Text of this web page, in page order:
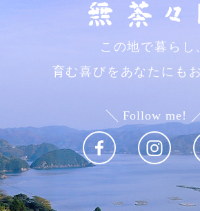
この地で暮らし
育む喜びをあなたにも
Follow me!